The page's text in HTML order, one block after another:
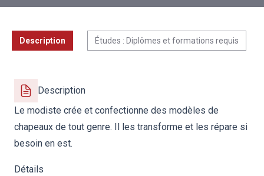
Description Études : Diplômes et formations requis
Description
Le modiste crée et confectionne des modèles de
chapeaux de tout genre. Il les transforme et les répare si
besoin en est.
Détails